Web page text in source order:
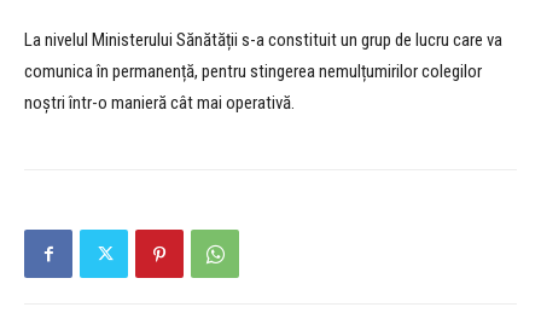
La nivelul Ministerului Sănătății s-a constituit un grup de lucru care va
comunica în permanență, pentru stingerea nemulțumirilor colegilor
noștri într-o manieră cât mai operativă.